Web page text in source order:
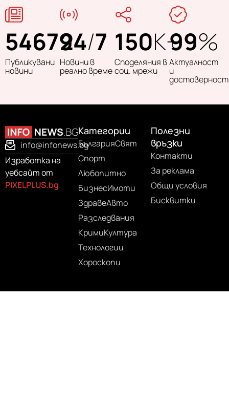
54679
Публикувани
новини
24/7
Новини в
реално време
150K+
Споделяния в
соц. мрежи
99%
Актуалност
и
достоверност
info@infonews.bg
Изработка на
уебсайт от
PIXELPLUS.bg
Категории
БългарияСвят
Спорт
Любопитно
БизнесИмоти
ЗдравеАвто
Разследвания
КримиКултура
Технологии
Хороскопи
Полезни
връзки
Контакти
За реклама
Общи условия
Бисквитки